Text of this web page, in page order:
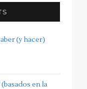
(y hacer)
en la